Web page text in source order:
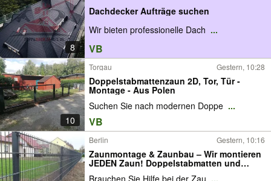
8
Dachdecker Aufträge suchen
Wir bieten professionelle Dach ...
VB
10
Torgau Gestern, 10:28
Doppelstabmattenzaun 2D, Tor, Tür -
Montage - Aus Polen
Suchen Sie nach modernen Doppe ...
VB
Berlin Gestern, 10:16
Zaunmontage & Zaunbau – Wir montieren
JEDEN Zaun! Doppelstabmatten und